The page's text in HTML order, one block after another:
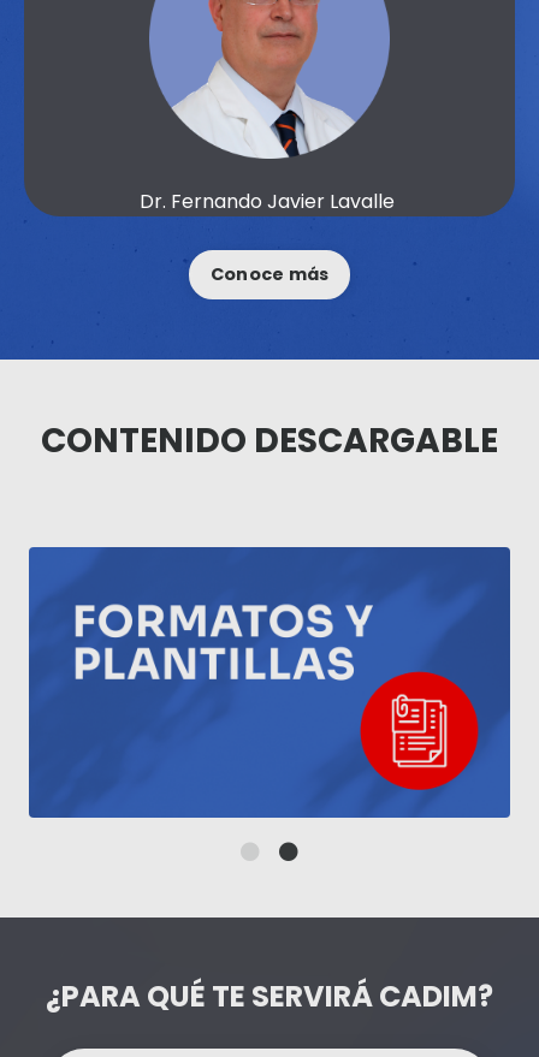
Dr. Fernando Javier Lavalle
Conoce más
CONTENIDO DESCARGABLE
¿PARA QUÉ TE SERVIRÁ CADIM?